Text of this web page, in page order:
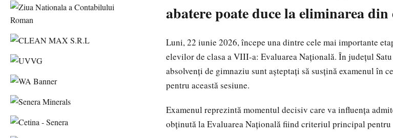
abatere poate duce la eliminarea din
Luni, 22 iunie 2026, începe una dintre cele mai importante
elevilor de clasa a VIII-a: Evaluarea Națională. În județul
absolvenți de gimnaziu sunt așteptați să susțină examenul în
pentru această sesiune.
Examenul reprezintă momentul decisiv care va influența
obținută la Evaluarea Națională fiind criteriul principal